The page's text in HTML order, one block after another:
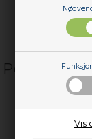
Vis
Populære